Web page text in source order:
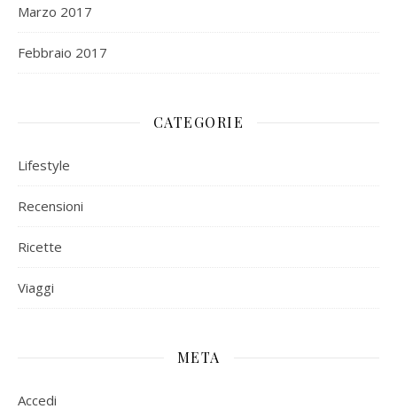
Marzo 2017
Febbraio 2017
CATEGORIE
Lifestyle
Recensioni
Ricette
Viaggi
META
Accedi